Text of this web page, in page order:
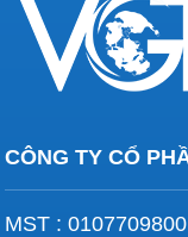
CÔNG TY CỔ
MST : 0107709800